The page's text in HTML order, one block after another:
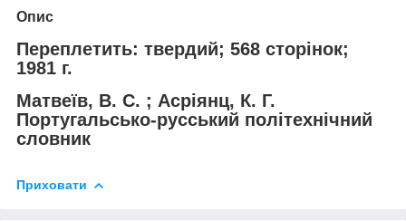
Опис
Переплетить: твердий; 568 сторінок;
1981 г.
Матвеїв, В. С. ; Асріянц, К. Г.
Португальсько-русський політехнічний
словник
Приховати